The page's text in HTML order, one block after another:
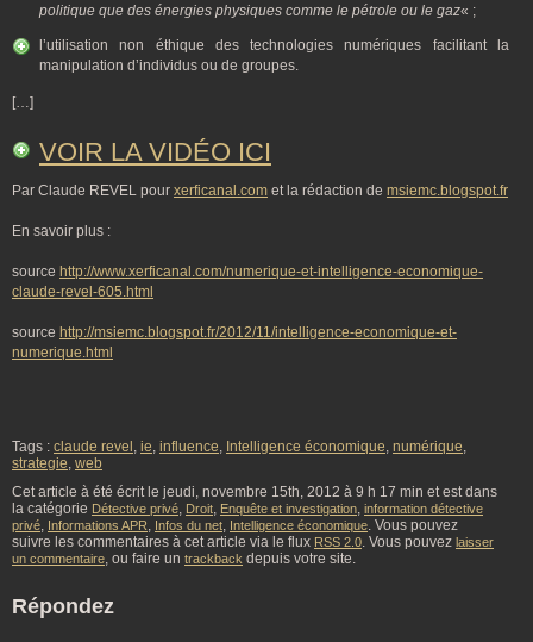
politique que des énergies physiques comme le pétrole ou le gaz« ;
l’utilisation non éthique des technologies numériques facilitant la
manipulation d’individus ou de groupes.
[…]
VOIR LA VIDÉO ICI
Par Claude REVEL pour xerficanal.com et la rédaction de msiemc.blogspot.fr
En savoir plus :
source http://www.xerficanal.com/numerique-et-intelligence-economique-
claude-revel-605.html
source http://msiemc.blogspot.fr/2012/11/intelligence-economique-et-
numerique.html
Tags : claude revel , ie, influence, Intelligence économique, numérique,
strategie, web
Cet article à été écrit le jeudi, novembre 15th, 2012 à 9 h 17 min et est dans
la catégorie Détective privé, Droit, Enquête et investigation, information détective
privé, Informations APR, Infos du net, Intelligence économique. Vous pouvez
suivre les commentaires à cet article via le flux RSS 2.0. Vous pouvez laisser
un commentaire, ou faire un trackback depuis votre site.
Répondez